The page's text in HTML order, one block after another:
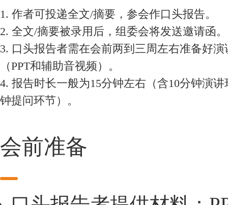
1. 作者可投递全文/摘要，参会作口头报告。
2. 全文/摘要被录用后，组委会将发送邀请函。
3. 口头报告者需在会前两到三周左右准备好演
（PPT和辅助音视频）。
4. 报告时长一般为15分钟左右（含10分钟演讲
钟提问环节）。
会前准备